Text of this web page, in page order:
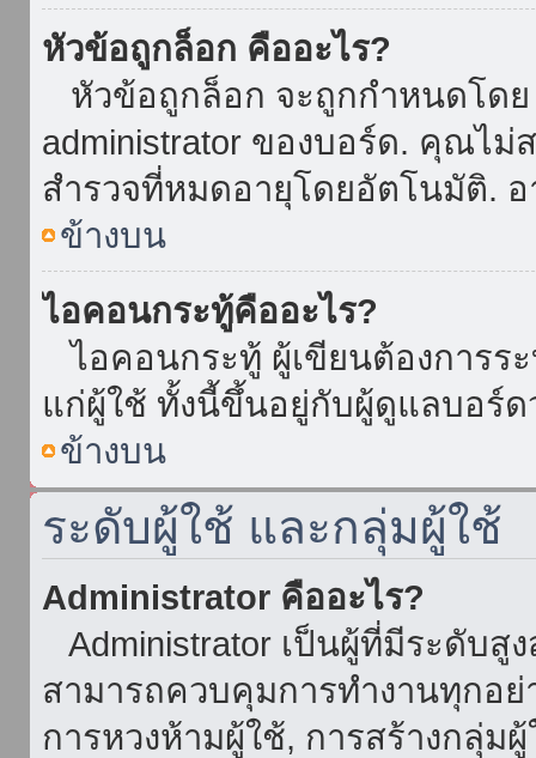
หัวข้อถูกล็อก คืออะไร?
หัวข้อถูกล็อก จะถูกกำหนดโดย
administrator ของบอร์ด. คุณไ
สำรวจที่หมดอายุโดยอัตโนมัติ.
ข้างบน
ไอคอนกระทู้คืออะไร?
ไอคอนกระทู้ ผู้เขียนต้องการร
แก่ผู้ใช้ ทั้งนี้ขึ้นอยู่กับผู้ดูแลบอร์
ข้างบน
ระดับผู้ใช้ และกลุ่มผู้ใช้
Administrator คืออะไร?
Administrator เป็นผู้ที่มีระดับ
สามารถควบคุมการทำงานทุกอ
การหวงห้ามผู้ใช้, การสร้างกลุ่ม